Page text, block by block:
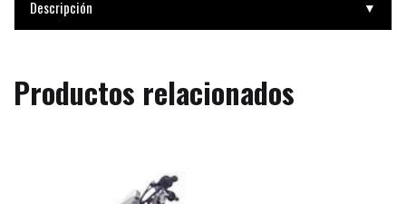
Descripción ▼
Productos relacionados